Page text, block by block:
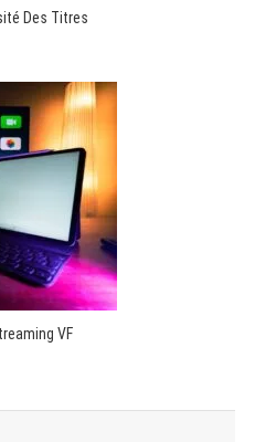
Des Titres
VF